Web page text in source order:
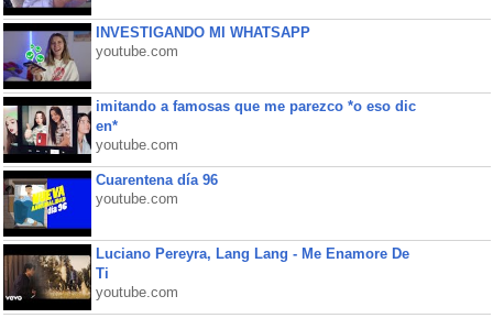
INVESTIGANDO MI WHATSAPP
youtube.com
imitando a famosas que me parezco *o eso dic
en*
youtube.com
Cuarentena día 96
youtube.com
Luciano Pereyra, Lang Lang - Me Enamore De
Ti
youtube.com